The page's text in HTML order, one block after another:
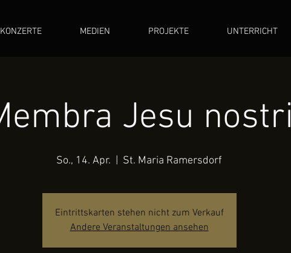
KONZERTE MEDIEN PROJEKTE UNTERRICHT
Jesu nostri
So., 14. Apr. St. Maria Ramersdorf
Eintrittskarten stehen nicht zum Verkauf
Andere Veranstaltungen ansehen